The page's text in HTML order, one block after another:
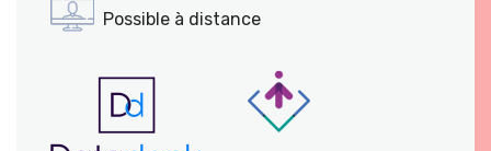
Possible à distance